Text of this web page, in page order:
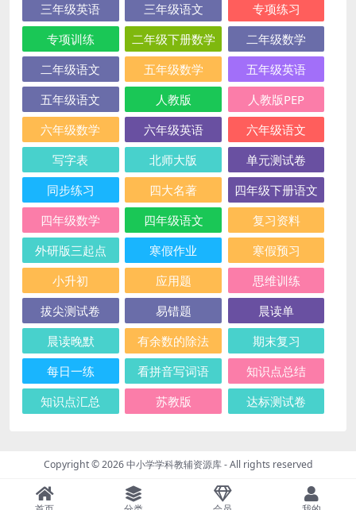
三年级英语
三年级语文
专项练习
专项训练
二年级下册数学
二年级数学
二年级语文
五年级数学
五年级英语
五年级语文
人教版
人教版PEP
六年级数学
六年级英语
六年级语文
写字表
北师大版
单元测试卷
同步练习
四大名著
四年级下册语文
四年级数学
四年级语文
复习资料
外研版三起点
寒假作业
寒假预习
小升初
应用题
思维训练
拔尖测试卷
易错题
晨读单
晨读晚默
有余数的除法
期末复习
每日一练
看拼音写词语
知识点总结
知识点汇总
苏教版 达标测试卷
Copyright © 2026中小学学科教辅资源库- All rights reserved